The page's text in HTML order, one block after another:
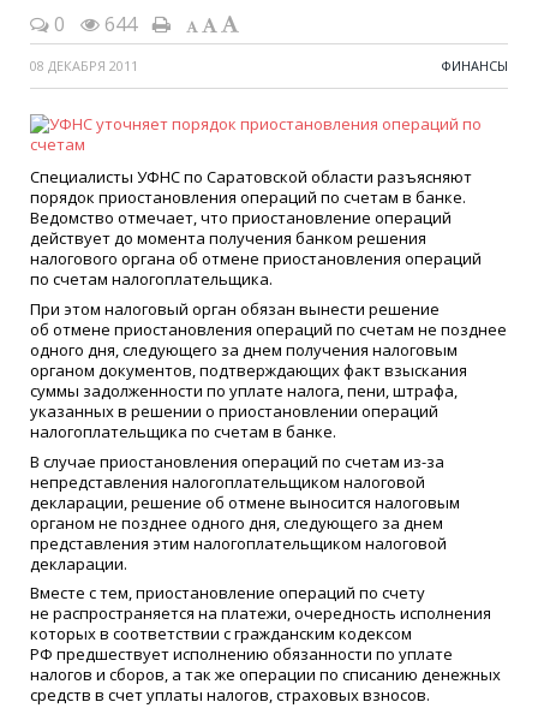
0 644
08 ДЕКАБРЯ 2011 ФИНАНСЫ
Специалисты УФНС по Саратовской области разъясняют
порядок приостановления операций по счетам в банке.
Ведомство отмечает, что приостановление операций
действует до момента получения банком решения
налогового органа об отмене приостановления операций
по счетам налогоплательщика.
При этом налоговый орган обязан вынести решение
об отмене приостановления операций по счетам не позднее
одного дня, следующего за днем получения налоговым
органом документов, подтверждающих факт взыскания
суммы задолженности по уплате налога, пени, штрафа,
указанных в решении о приостановлении операций
налогоплательщика по счетам в банке.
В случае приостановления операций по счетам из-за
непредставления налогоплательщиком налоговой
декларации, решение об отмене выносится налоговым
органом не позднее одного дня, следующего за днем
представления этим налогоплательщиком налоговой
декларации.
Вместе с тем, приостановление операций по счету
не распространяется на платежи, очередность исполнения
которых в соответствии с гражданским кодексом
РФ предшествует исполнению обязанности по уплате
налогов и сборов, а так же операции по списанию денежных
средств в счет уплаты налогов, страховых взносов.